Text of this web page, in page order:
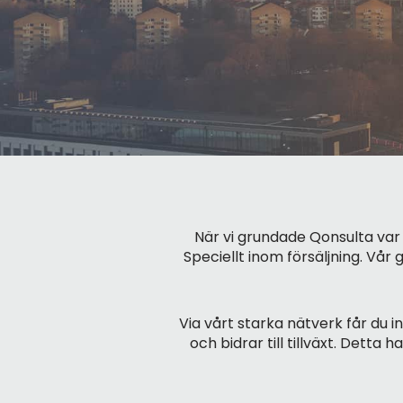
När vi grundade Qonsulta
Speciellt inom försäljning.
Via vårt starka nätverk får du
och bidrar till tillväxt. Detta